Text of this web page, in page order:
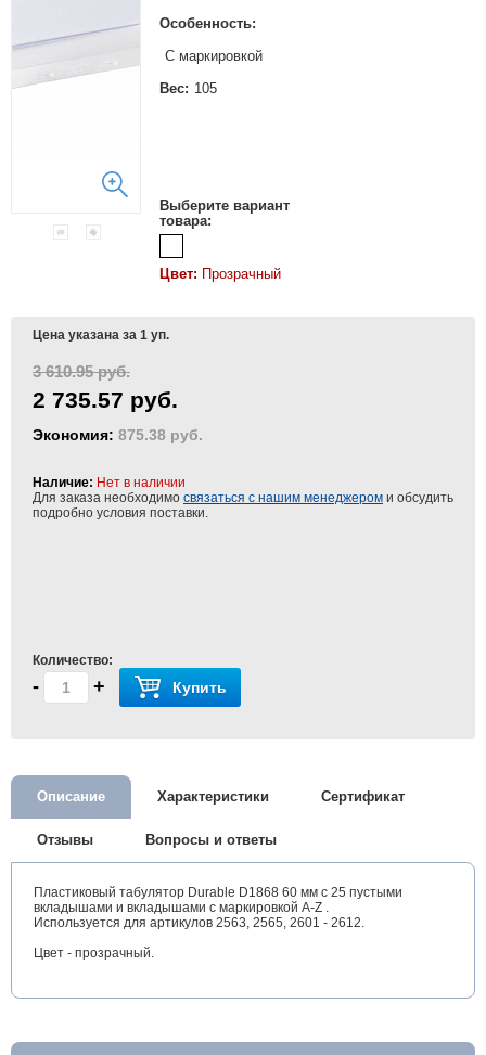
Особенность:
С маркировкой
Вес: 105
Выберите вариант
товара:
Цвет: Прозрачный
Цена указана за 1 уп.
3 610.95 руб.
2 735.57 руб.
Экономия: 875.38 руб.
Наличие: Нет в наличии
Для заказа необходимо связаться с нашим менеджером и обсудить
подробно условия поставки.
Количество:
- + Купить
Описание Характеристики Сертификат
Отзывы Вопросы и ответы
Пластиковый табулятор Durable D1868 60 мм с 25 пустыми
вкладышами и вкладышами с маркировкой A-Z .
Используется для артикулов 2563, 2565, 2601 - 2612.
Цвет - прозрачный.